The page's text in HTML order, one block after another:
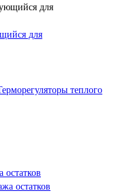
для
теплого
остатков
остатков